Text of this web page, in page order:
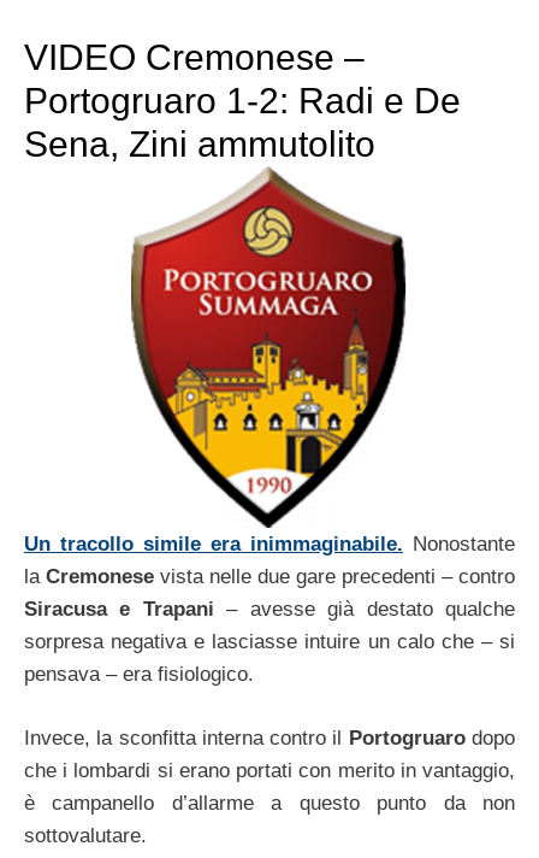
VIDEO Cremonese –
Portogruaro 1-2: Radi e De
Sena, Zini ammutolito
Un tracollo simile era inimmaginabile. Nonostante
la Cremonese vista nelle due gare precedenti – contro
Siracusa e Trapani – avesse già destato qualche
sorpresa negativa e lasciasse intuire un calo che – si
pensava – era fisiologico.
Invece, la sconfitta interna contro il Portogruarodopo
che i lombardi si erano portati con merito in vantaggio,
è campanello d’allarme a questo punto da non
sottovalutare.